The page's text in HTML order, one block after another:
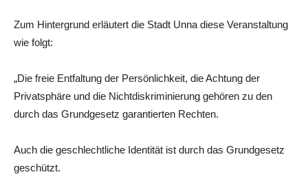
Zum Hintergrund erläutert die Stadt Unna diese Veranstaltung
wie folgt:
„Die freie Entfaltung der Persönlichkeit, die Achtung der
Privatsphäre und die Nichtdiskriminierung gehören zu den
durch das Grundgesetz garantierten Rechten.
Auch die geschlechtliche Identität ist durch das Grundgesetz
geschützt.